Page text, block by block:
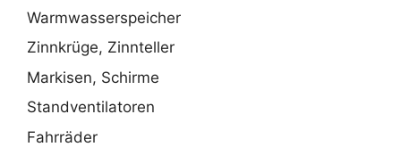
Warmwasserspeicher
Zinnkrüge, Zinnteller
Markisen, Schirme
Standventilatoren
Fahrräder